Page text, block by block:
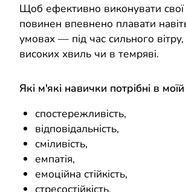
Щоб ефективно виконувати свої
повинен впевнено плавати
умовах — під час сильного
високих хвиль чи в темряві.
Які м'які навички потрібні в
спостережливість,
відповідальність,
сміливість,
емпатія,
емоційна стійкість,